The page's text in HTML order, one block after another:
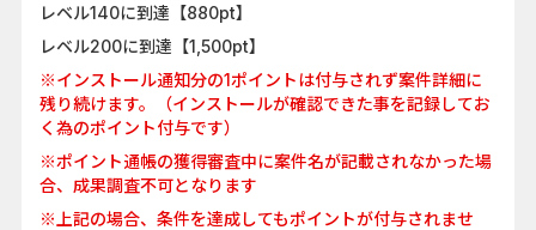
レベル140に到達【880pt】
レベル200に到達【1,500pt】
※インストール通知分の1ポイントは付与されず案件詳細に
残り続けます。（インストールが確認できた事を記録してお
く為のポイント付与です）
※ポイント通帳の獲得審査中に案件名が記載されなかった場
合、成果調査不可となります
※上記の場合、条件を達成してもポイントが付与されませ